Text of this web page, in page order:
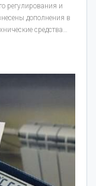
регулирования и
дополнения в
средства…